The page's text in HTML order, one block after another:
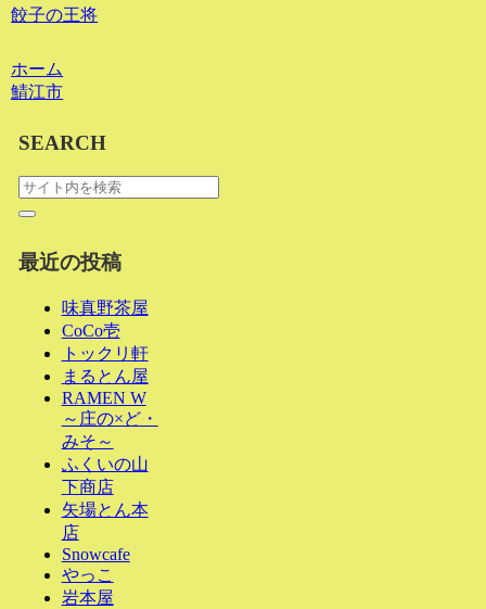
餃子の王将
ホーム
鯖江市
SEARCH
最近の投稿
味真野茶屋
CoCo壱
トックリ軒
まるとん屋
RAMEN W
～庄の×ど・
みそ～
ふくいの山
下商店
矢場とん本
店
Snowcafe
やっこ
岩本屋